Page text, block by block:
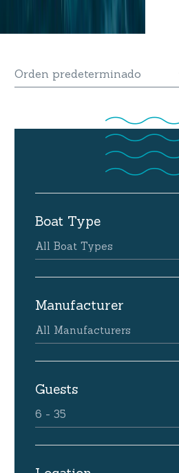
Orden predeterminado
Boat Type
All Boat Types
Manufacturer
All Manufacturers
Guests
6 - 35